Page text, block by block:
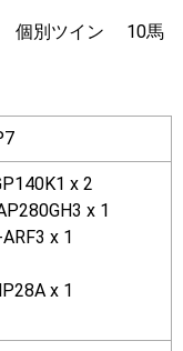
個別ツイン 10馬
x 2
x 1
x 1
x 1